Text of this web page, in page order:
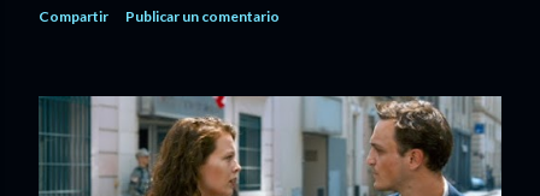
Compartir Publicar un comentario